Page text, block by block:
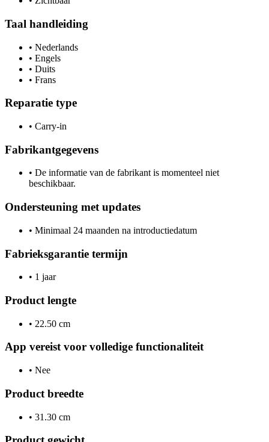
Taal handleiding
• Nederlands
• Engels
• Duits
• Frans
Reparatie type
• Carry-in
Fabrikantgegevens
• De informatie van de fabrikant is momenteel niet
beschikbaar.
Ondersteuning met updates
• Minimaal 24 maanden na introductiedatum
Fabrieksgarantie termijn
• 1 jaar
Product lengte
• 22.50 cm
App vereist voor volledige functionaliteit
• Nee
Product breedte
• 31.30 cm